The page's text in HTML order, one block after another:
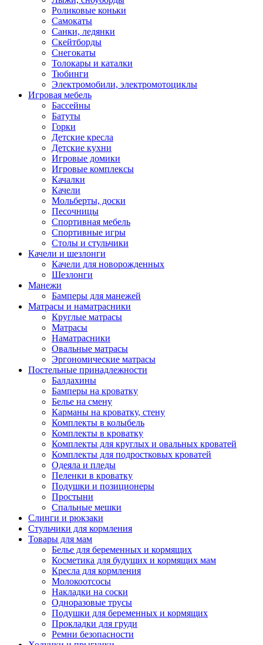
Роликовые коньки
Самокаты
Санки, ледянки
Скейтборды
Снегокаты
Толокары и каталки
Тюбинги
Электромобили, электромотоциклы
Игровая мебель
Бассейны
Батуты
Горки
Детские кресла
Детские кухни
Игровые домики
Игровые комплексы
Качалки
Качели
Мольберты, доски
Песочницы
Спортивная мебель
Спортивные игры
Столы и стульчики
Качели и шезлонги
Качели для новорожденных
Шезлонги
Манежи
Бамперы для манежей
Матрасы и наматрасники
Круглые матрасы
Матрасы
Наматрасники
Овальные матрасы
Эргономические матрасы
Постельные принадлежности
Балдахины
Бамперы на кроватку
Белье на смену
Карманы на кроватку, стену
Комплекты в колыбель
Комплекты в кроватку
Комплекты для круглых и овальных кроватей
Комплекты для подростковых кроватей
Одеяла и пледы
Пеленки в кроватку
Подушки и позиционеры
Простыни
Спальные мешки
Слинги и рюкзаки
Стульчики для кормления
Товары для мам
Белье для беременных и кормящих
Косметика для будущих и кормящих мам
Кресла для кормления
Молокоотсосы
Накладки на соски
Одноразовые трусы
Подушки для беременных и кормящих
Прокладки для груди
Ремни безопасности